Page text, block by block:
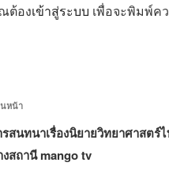
ต้องเข้าสู่ระบบ เพื่อจะพิมพ์ค
ะแนว
อง
ง
น
า
หน้า
รสนทนาเรื่องนิยายวิทยาศาสตร์
สถานี mango tv